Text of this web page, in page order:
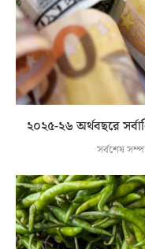
২০২৫-২৬ অর্থবছরে
সর্বশেষ